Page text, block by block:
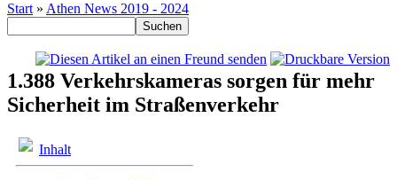
Start » Athen News 2019 - 2024
1.388 Verkehrskameras sorgen für mehr
Sicherheit im Straßenverkehr
Inhalt